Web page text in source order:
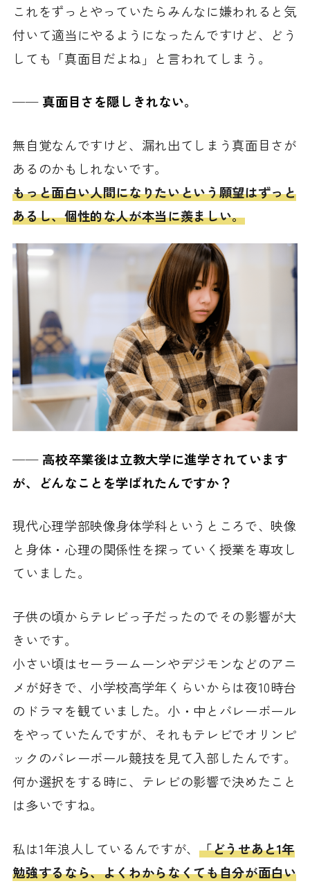
これをずっとやっていたらみんなに嫌われると気
付いて適当にやるようになったんですけど、どう
しても「真面目だよね」と言われてしまう。
── 真面目さを隠しきれない。
無自覚なんですけど、漏れ出てしまう真面目さが
あるのかもしれないです。
もっと面白い人間になりたいという願望はずっと
あるし、個性的な人が本当に羨ましい。
── 高校卒業後は立教大学に進学されています
が、どんなことを学ばれたんですか？
現代心理学部映像身体学科というところで、映像
と身体・心理の関係性を探っていく授業を専攻し
ていました。
子供の頃からテレビっ子だったのでその影響が大
きいです。
小さい頃はセーラームーンやデジモンなどのアニ
メが好きで、小学校高学年くらいからは夜10時台
のドラマを観ていました。小・中とバレーボール
をやっていたんですが、それもテレビでオリンピ
ックのバレーボール競技を見て入部したんです。
何か選択をする時に、テレビの影響で決めたこと
は多いですね。
私は1年浪人しているんですが、 「どうせあと1年
勉強するなら、よくわからなくても自分が面白い